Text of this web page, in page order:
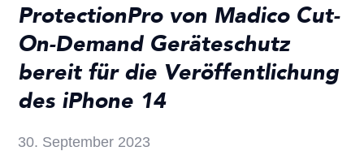
ProtectionPro von Madico Cut-
On-Demand Geräteschutz
bereit für die Veröffentlichung
des iPhone 14
30. September 2023